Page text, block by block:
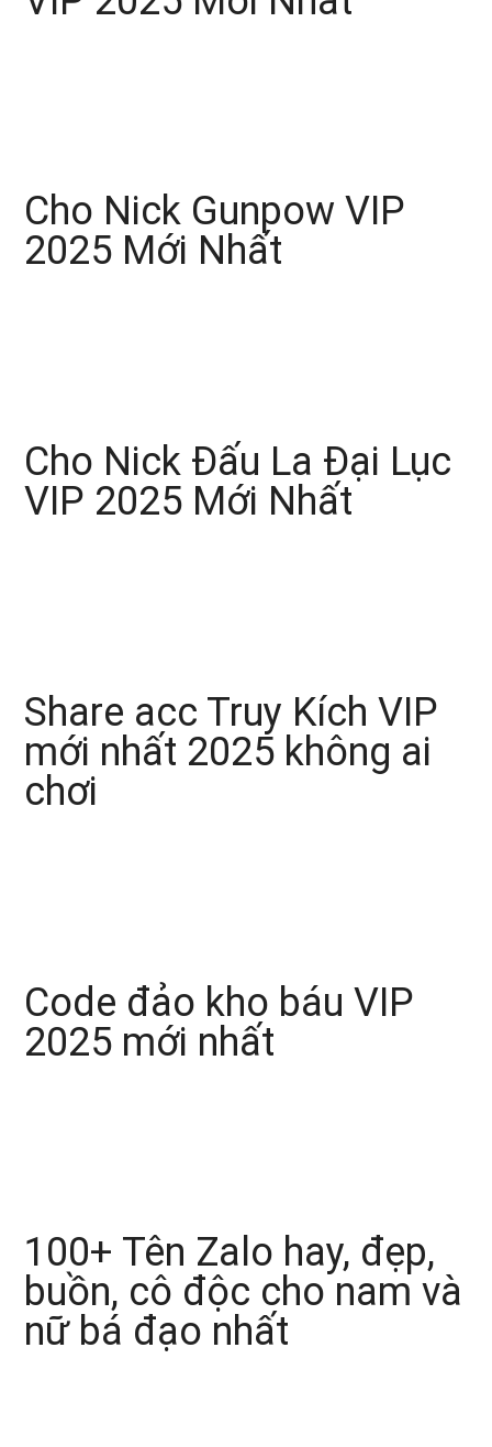
Cho Nick Gunpow VIP
2025 Mới Nhất
Cho Nick Đấu La Đại Lục
VIP 2025 Mới Nhất
Share acc Truy Kích VIP
mới nhất 2025 không ai
chơi
Code đảo kho báu VIP
2025 mới nhất
100+ Tên Zalo hay, đẹp,
buồn, cô độc cho nam và
nữ bá đạo nhất